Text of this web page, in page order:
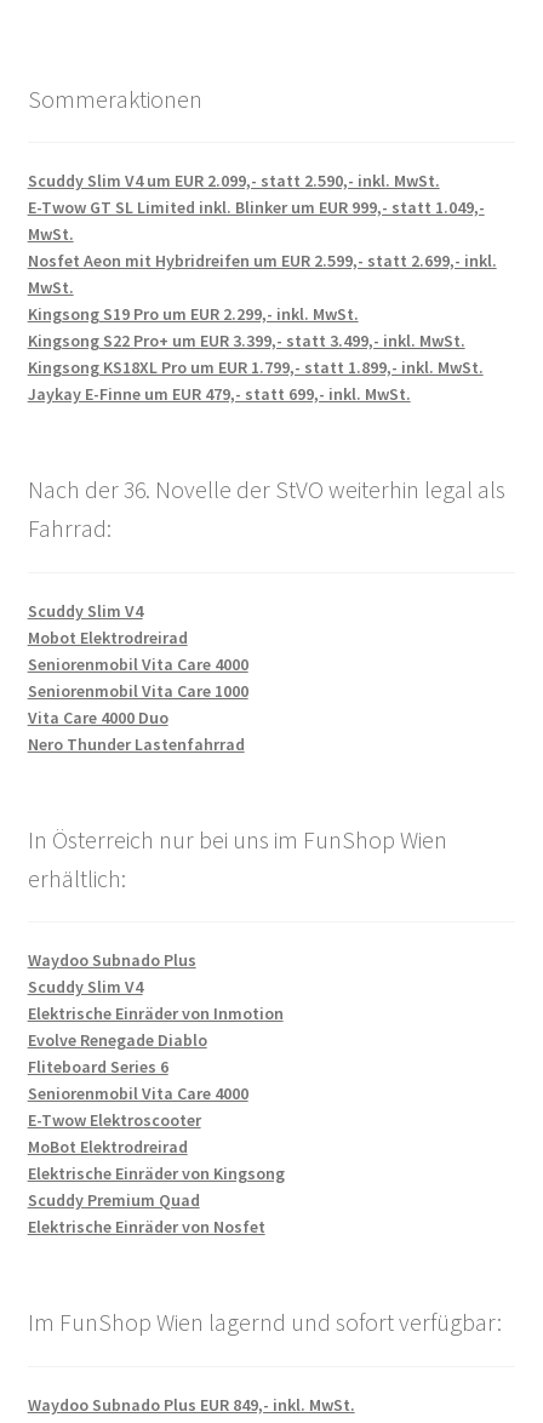
Sommeraktionen
Scuddy Slim V4 um EUR 2.099,- statt 2.590,- inkl. MwSt.
E-Twow GT SL Limited inkl. Blinker um EUR 999,- statt 1.049,-
MwSt.
Nosfet Aeon mit Hybridreifen um EUR 2.599,- statt 2.699,- inkl.
MwSt.
Kingsong S19 Pro um EUR 2.299,- inkl. MwSt.
Kingsong S22 Pro+ um EUR 3.399,- statt 3.499,- inkl. MwSt.
Kingsong KS18XL Pro um EUR 1.799,- statt 1.899,- inkl. MwSt.
Jaykay E-Finne um EUR 479,- statt 699,- inkl. MwSt.
Nach der 36. Novelle der StVO weiterhin legal als
Fahrrad:
Scuddy Slim V4
Mobot Elektrodreirad
Seniorenmobil Vita Care 4000
Seniorenmobil Vita Care 1000
Vita Care 4000 Duo
Nero Thunder Lastenfahrrad
In Österreich nur bei uns im FunShop Wien
erhältlich:
Waydoo Subnado Plus
Scuddy Slim V4
Elektrische Einräder von Inmotion
Evolve Renegade Diablo
Fliteboard Series 6
Seniorenmobil Vita Care 4000
E-Twow Elektroscooter
MoBot Elektrodreirad
Elektrische Einräder von Kingsong
Scuddy Premium Quad
Elektrische Einräder von Nosfet
Im FunShop Wien lagernd und sofort verfügbar:
Waydoo Subnado Plus EUR 849,- inkl. MwSt.